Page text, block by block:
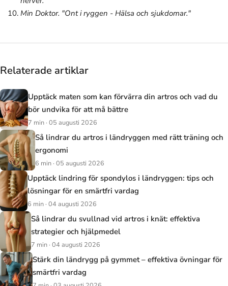
Min Doktor. "Ont i ryggen - Hälsa och sjukdomar."
Relaterade artiklar
Upptäck maten som kan förvärra din artros och vad du
bör undvika för att må bättre
7 min · 05 augusti 2026
Så lindrar du artros i ländryggen med rätt träning och
ergonomi
6 min · 05 augusti 2026
Upptäck lindring för spondylos i ländryggen: tips och
lösningar för en smärtfri vardag
6 min · 04 augusti 2026
Så lindrar du svullnad vid artros i knät: effektiva
strategier och hjälpmedel
7 min · 04 augusti 2026
Stärk din ländrygg på gymmet – effektiva övningar för
smärtfri vardag